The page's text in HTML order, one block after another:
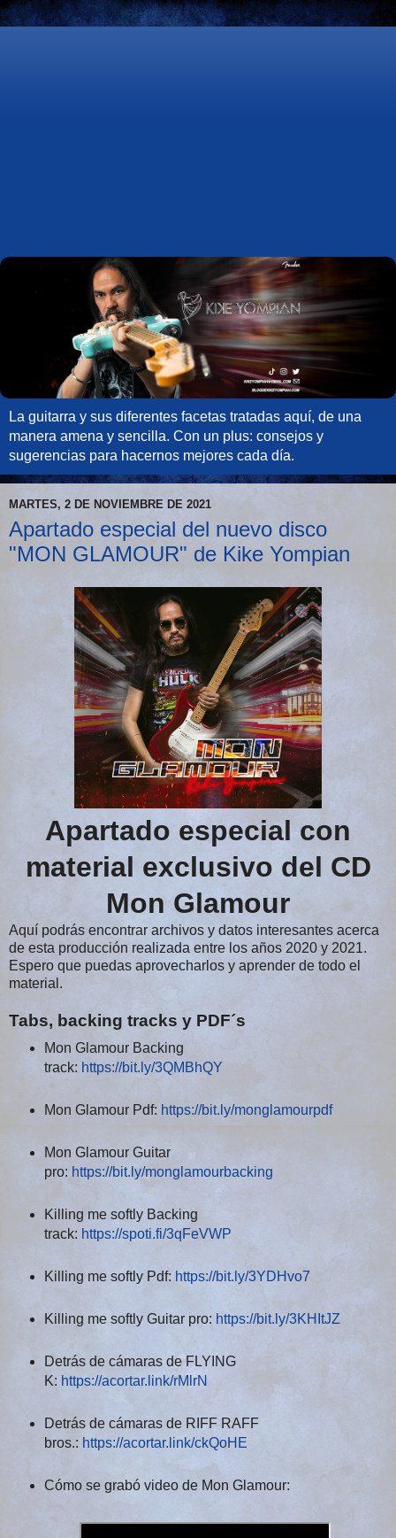
La guitarra y sus diferentes facetas tratadas aquí, de una
manera amena y sencilla. Con un plus: consejos y
sugerencias para hacernos mejores cada día.
MARTES, 2 DE NOVIEMBRE DE 2021
Apartado especial del nuevo disco
"MON GLAMOUR" de Kike Yompian
Apartado especial con
material exclusivo del CD
Mon Glamour
Aquí podrás encontrar archivos y datos interesantes acerca
de esta producción realizada entre los años 2020 y 2021.
Espero que puedas aprovecharlos y aprender de todo el
material.
Tabs, backing tracks y PDF´s
Mon Glamour Backing
track: https://bit.ly/3QMBhQY
Mon Glamour Pdf: https://bit.ly/monglamourpdf
Mon Glamour Guitar
pro: https://bit.ly/monglamourbacking
Killing me softly Backing
track: https://spoti.fi/3qFeVWP
Killing me softly Pdf: https://bit.ly/3YDHvo7
Killing me softly Guitar pro: https://bit.ly/3KHItJZ
Detrás de cámaras de FLYING
K: https://acortar.link/rMlrN
Detrás de cámaras de RIFF RAFF
bros.: https://acortar.link/ckQoHE
Cómo se grabó video de Mon Glamour: